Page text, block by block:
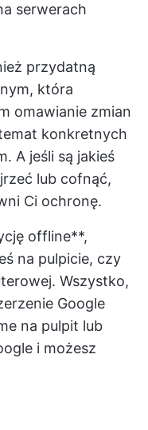
serwerach
przydatną
która
omawianie zmian
konkretnych
A jeśli są jakieś
lub cofnąć,
Ci ochronę.
offline**,
na pulpicie, czy
Wszystko,
Google
na pulpit lub
i możesz